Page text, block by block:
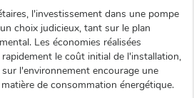
l'investissement dans une pompe
choix judicieux, tant sur le plan
Les économies réalisées
le coût initial de l'installation,
l'environnement encourage une
de consommation énergétique.